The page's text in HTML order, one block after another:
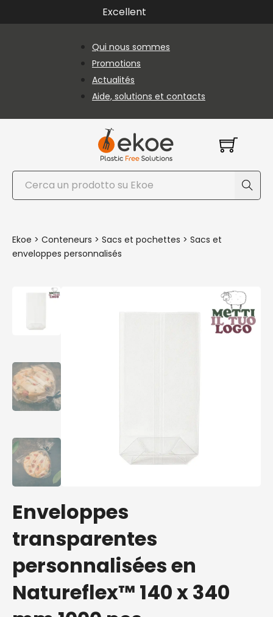
Passer au contenu principal
Passer au pied de page
Excellent
Qui nous sommes
Promotions
Actualités
Aide, solutions et contacts
Rechercher
Ekoe > Conteneurs > Sacs et pochettes > Sacs et
enveloppes personnalisés
Enveloppes
transparentes
personnalisées en
Natureflex™ 140 x 340